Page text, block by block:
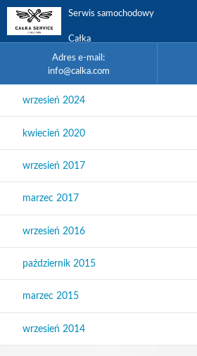
Serwis
samochodowy
Zmień
lokalizację
Poznań
mail:
info@calka.com
Infolinia
-
24h:
601760563
Serwis samochodowy
Całka
Oferta
Auto zastępcze
Floty
Referencje
Promocje
Praca
O firmie
Adres e-mail:
info@calka.com
Strona
Wszystkie
wrzesień 2024
kwiecień 2020
wrzesień 2017
marzec 2017
wrzesień 2016
październik 2015
marzec 2015
wrzesień 2014